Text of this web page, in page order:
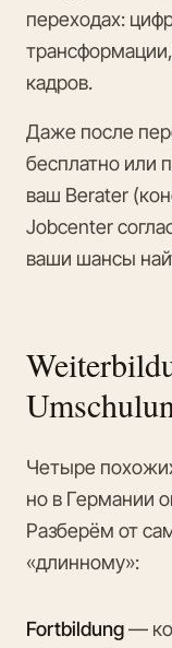
переходах:
кадров.
Даже после
бесплатно или
ваш Berater
Jobcenter
ваши шансы
Четыре
но в Германии
Разберём от
«длинному»:
Fortbildung—